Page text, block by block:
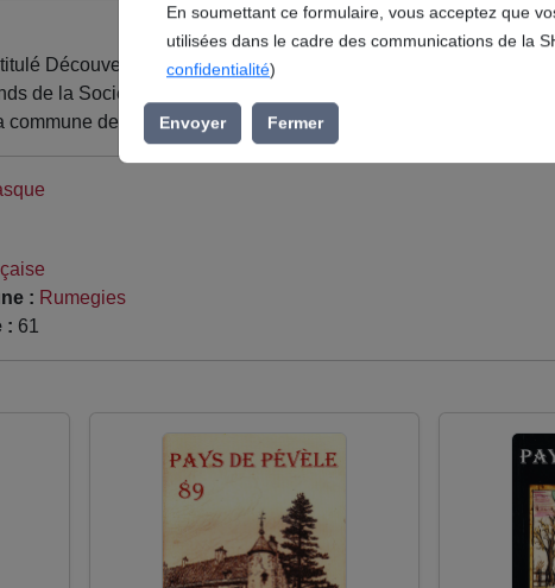
Découverte à Rumegies de deux anciens mortiers en grès,
de la Société Historique du Pays de Pévèle (SHPP), s’inscrit
commune de Rumegies.
: Rumegies
: 61
En soumettant ce formulaire, vous acceptez que
utilisées dans le cadre des communications de la
confidentialité)
Envoyer Fermer